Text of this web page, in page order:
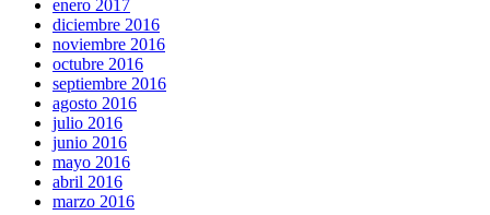
enero 2017
diciembre 2016
noviembre 2016
octubre 2016
septiembre 2016
agosto 2016
julio 2016
junio 2016
mayo 2016
abril 2016
marzo 2016